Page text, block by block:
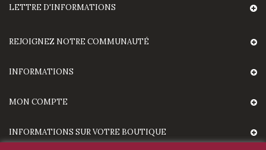
LETTRE D'INFORMATIONS
REJOIGNEZ NOTRE COMMUNAUTÉ
INFORMATIONS
MON COMPTE
INFORMATIONS SUR VOTRE BOUTIQUE